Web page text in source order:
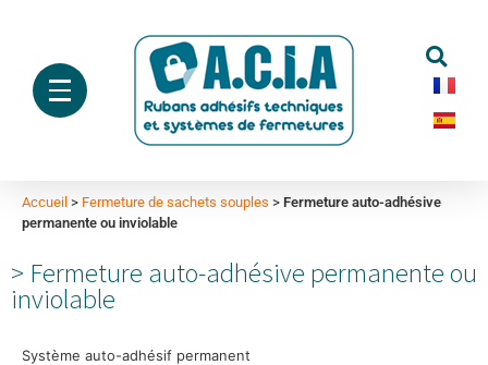
Accueil > Fermeture de sachets souples > Fermeture auto-adhésive
permanente ou inviolable
Fermeture auto-adhésive permanente ou
inviolable
Système auto-adhésif permanent